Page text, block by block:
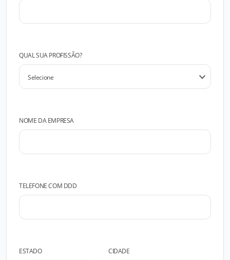
QUAL SUA PROFISSÃO?
NOME DA EMPRESA
TELEFONE COM DDD
ESTADO CIDADE